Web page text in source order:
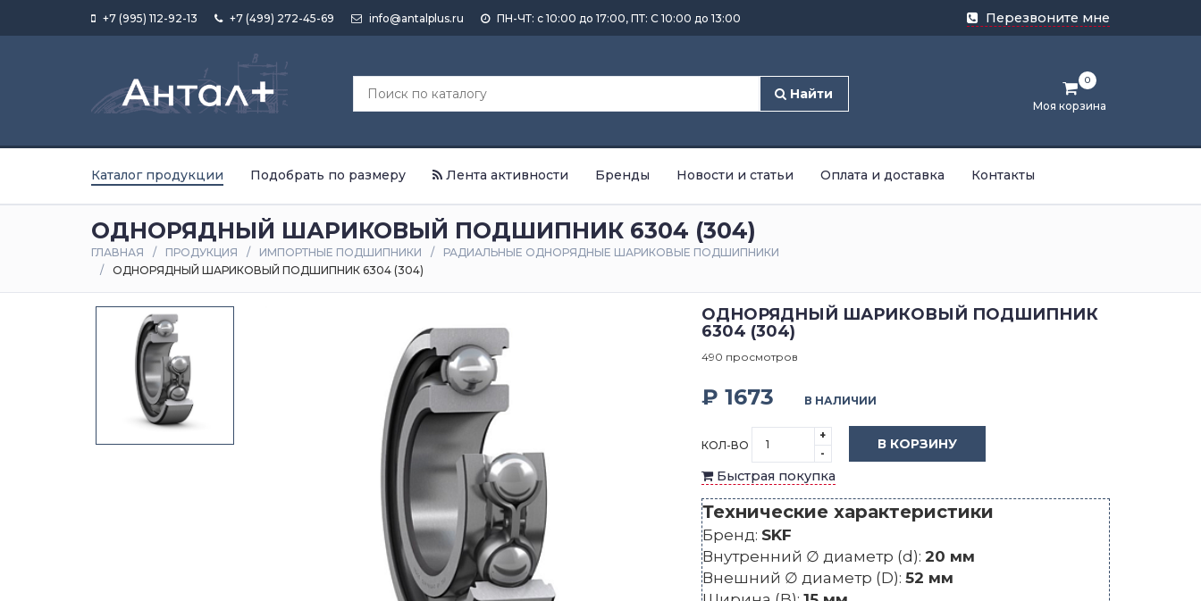
+7 (995) 112-92-13 +7 (499) 272-45-69 info@antalplus.ru ПН-ЧТ: с 10:00 до 17:00, ПТ: С 10:00 до 13:00 Перезвоните мне
Найти
Моя корзина
0
Каталог продукции Подобрать по размеру Лента активности Бренды Новости и статьи Оплата и доставка Контакты
ОДНОРЯДНЫЙ ШАРИКОВЫЙ ПОДШИПНИК 6304 (304)
ГЛАВНАЯ ПРОДУКЦИЯ ИМПОРТНЫЕ ПОДШИПНИКИ
РАДИАЛЬНЫЕ ОДНОРЯДНЫЕ ШАРИКОВЫЕ ПОДШИПНИКИ
ОДНОРЯДНЫЙ ШАРИКОВЫЙ ПОДШИПНИК 6304 (304)
ОДНОРЯДНЫЙ ШАРИКОВЫЙ ПОДШИПНИК
6304 (304)
490 просмотров
₽ 1673 В НАЛИЧИИ
КОЛ-ВО
+
-
В КОРЗИНУ
Быстрая покупка
Технические характеристики
Бренд: SKF
Внутренний ∅ диаметр (d): 20 мм
Внешний ∅ диаметр (D): 52 мм